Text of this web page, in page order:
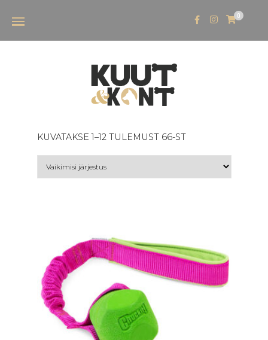
0
KUVATAKSE 1–12 TULEMUST 66-ST